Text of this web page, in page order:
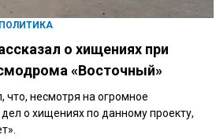
ПОЛИТИКА
о хищениях при
«Восточный»
что, несмотря на огромное
о хищениях по данному проекту,